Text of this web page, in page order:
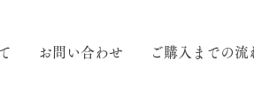
お問い合わせ ご購入までの流